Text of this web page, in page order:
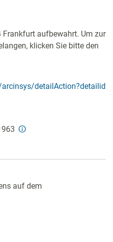
Frankfurt aufbewahrt. Um zur
klicken Sie bitte den
detailAction?detailid
auf dem